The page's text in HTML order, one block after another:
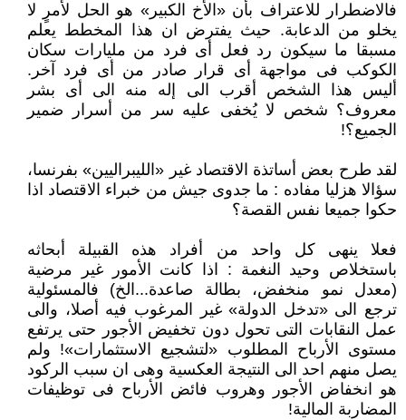
فالاضطرار للاعتراف بأن «الأخ الكبير» هو الحل لأمرٍ لا
يخلو من الدعابة. حيث يفترض ان هذا المخطط يعلم
مسبقا ما سيكون رد فعل أى فرد من مليارات سكان
الكوكب فى مواجهة أى قرار صادر من أى فرد آخر.
أليس هذا الشخص أقرب الى إله منه الى أى بشر
معروف؟ شخص لا يُخفى عليه سر من أسرار ضمير
الجميع؟!
لقد طرح بعض أساتذة الاقتصاد غير «الليبراليين» بفرنسا،
سؤالا هزليا مفاده : ما جدوى جيش من خبراء الاقتصاد اذا
حكوا جميعا نفس القصة؟
فعلا ينهى كل واحد من أفراد هذه القبيلة أبحاثه
باستخلاص وحيد النغمة : اذا كانت الأمور غير مرضية
(معدل نمو منخفض، بطالة صاعدة...الخ) فالمسئولية
ترجع الى «تدخل الدولة» غير المرغوب فيه أصلا، والى
عمل النقابات التى تحول دون تخفيض الأجور حتى يرتفع
مستوى الأرباح المطلوب «لتشجيع الاستثمارات»! ولم
يصل منهم احد الى النتيجة العكسية وهى ان سبب الركود
هو انخفاض الأجور وهروب فائض الأرباح فى توظيفات
المضاربة المالية!